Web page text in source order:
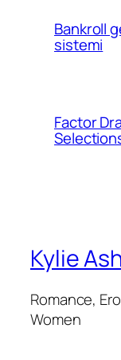
Bankroll
sistemi
Factor
Kylie
Romance,
Women